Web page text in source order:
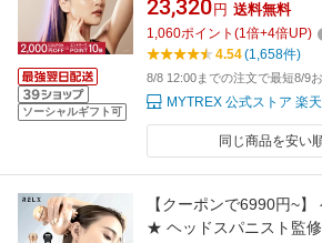
ソーシャルギフト可
育毛 ミノキシジル 導入
式】 MYTREX HEAD
ア リフトケア 頭皮ケア
23,320 円 送料無料
1,060ポイント (1倍+4倍UP)
4.54(1,658件)
8/8 12:00までの注文で最短8/9
MYTREX 公式ストア 楽
同じ商品を安い
【クーポンで6990円~
★ ヘッドスパニスト監